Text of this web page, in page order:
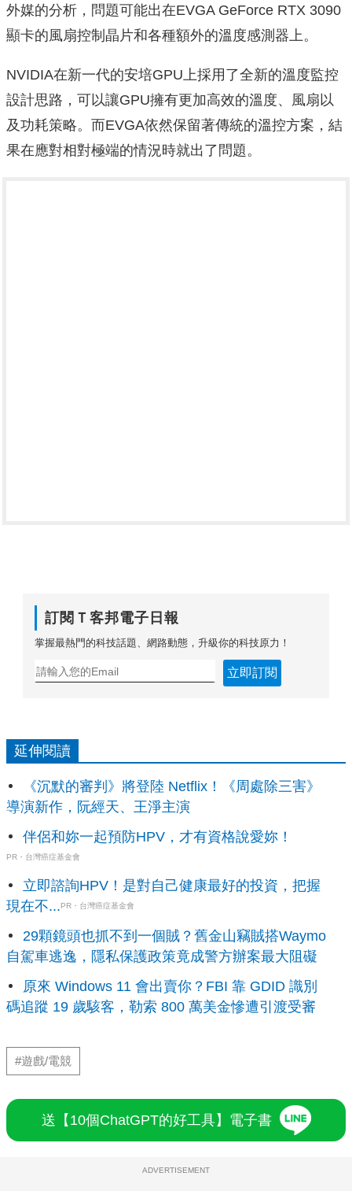
外媒的分析，問題可能出在EVGA GeForce RTX 3090
顯卡的風扇控制晶片和各種額外的溫度感測器上。
NVIDIA在新一代的安培GPU上採用了全新的溫度監控
設計思路，可以讓GPU擁有更加高效的溫度、風扇以
及功耗策略。而EVGA依然保留著傳統的溫控方案，結
果在應對相對極端的情況時就出了問題。
訂閱Ｔ客邦電子日報
掌握最熱門的科技話題、網路動態，升級你的科技原力！
立即訂閱
延伸閱讀
《沉默的審判》將登陸 Netflix！《周處除三害》
導演新作，阮經天、王淨主演
伴侶和妳一起預防HPV，才有資格說愛妳！
PR・台灣癌症基金會
立即諮詢HPV！是對自己健康最好的投資，把握
現在不...PR・台灣癌症基金會
29顆鏡頭也抓不到一個賊？舊金山竊賊搭Waymo
自駕車逃逸，隱私保護政策竟成警方辦案最大阻礙
原來 Windows 11 會出賣你？FBI 靠 GDID 識別
碼追蹤 19 歲駭客，勒索 800 萬美金慘遭引渡受審
#遊戲/電競
送【10個ChatGPT的好工具】電子書
ADVERTISEMENT